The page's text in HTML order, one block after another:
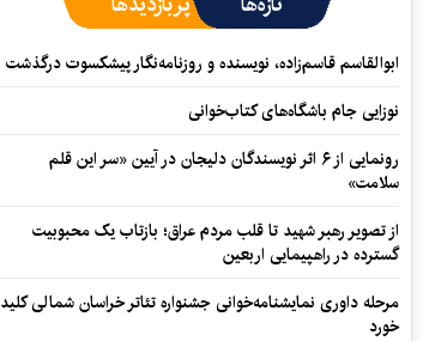
ابوالقاسم قاسم‌زاده، نویسنده و روزنامه‌نگار پیشکسوت درگذشت
نوزایی جام باشگاه‌های کتاب‌خوانی
رونمایی از ۶ اثر نویسندگان دلیجان در آیین «سر این قلم
سلامت»
از تصویر رهبر شهید تا قلب مردم عراق؛ بازتاب یک محبوبیت
گسترده در راهپیمایی اربعین
مرحله داوری نمایشنامه‌خوانی جشنواره تئاتر خراسان شمالی کلید
خورد